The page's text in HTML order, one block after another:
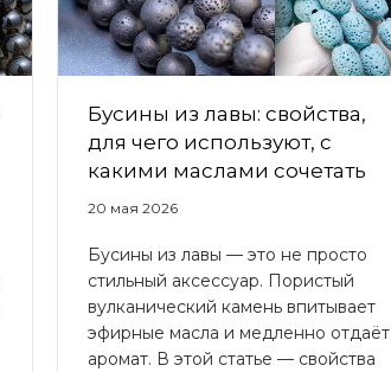
Бусины из лавы: свойства,
для чего используют, с
какими маслами сочетать
20 мая 2026
Бусины из лавы — это не просто
стильный аксессуар. Пористый
вулканический камень впитывает
эфирные масла и медленно отдаёт
аромат. В этой статье — свойства